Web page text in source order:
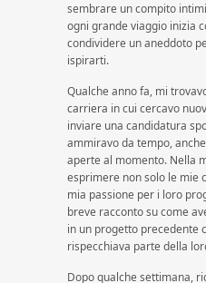
sembrare un compito
ogni grande viaggio inizia
condividere un aneddoto
ispirarti.
Qualche anno fa, mi
carriera in cui cercavo
inviare una candidatura
ammiravo da tempo,
aperte al momento. Nella
esprimere non solo le mie
mia passione per i loro
breve racconto su come
in un progetto precedente
rispecchiava parte della
Dopo qualche settimana,